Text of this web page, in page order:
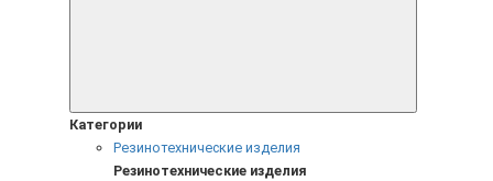
Категории
Резинотехнические изделия
Резинотехнические изделия